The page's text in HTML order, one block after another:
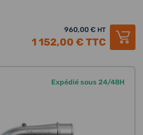
960,00 € HT
1 152,00 € TTC
Expédié sous 24/48H